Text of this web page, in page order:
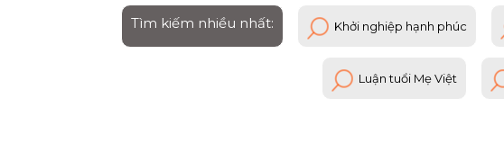
Tìm kiếm nhiều nhất: Khởi nghiệp hạnh phúc
Luận tuổi Mẹ Việt